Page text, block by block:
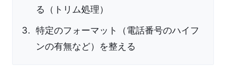
る（トリム処理）
特定のフォーマット（電話番号のハイフ
ンの有無など）を整える